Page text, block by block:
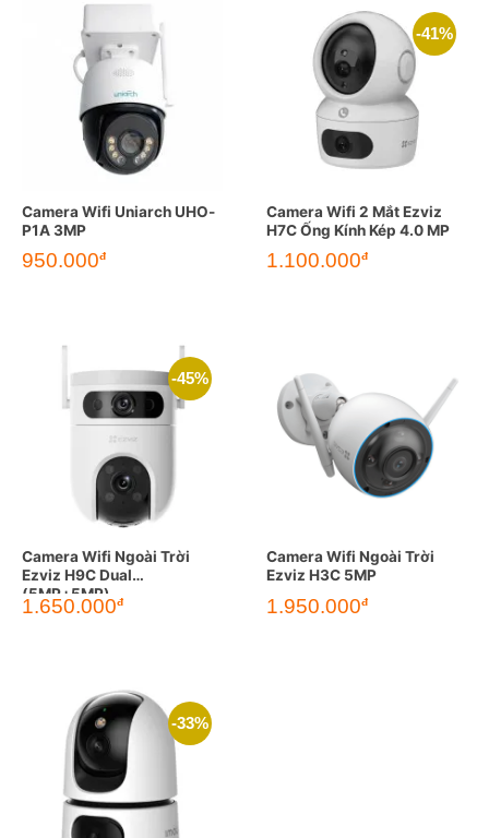
Camera Wifi Uniarch UHO-
P1A 3MP
950.000đ
-41%
Camera Wifi 2 Mắt Ezviz
H7C Ống Kính Kép 4.0 MP
Giá
gốc
1.100.000đGiá
-45%
Camera Wifi Ngoài Trời
Ezviz H9C Dual
(5MP+5MP)
Giá
gốc
1.650.000đGiá
Camera Wifi Ngoài Trời
Ezviz H3C 5MP
1.950.000đ
-33%